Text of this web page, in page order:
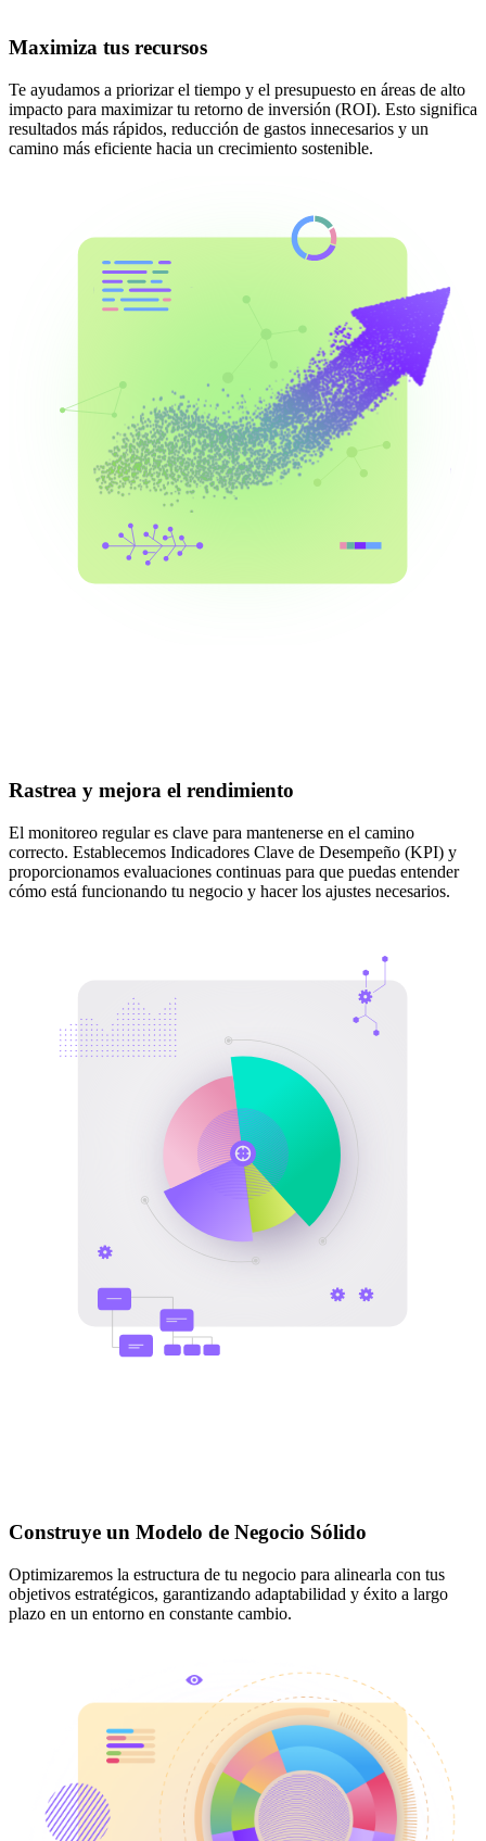
Maximiza tus recursos
Te ayudamos a priorizar el tiempo y el presupuesto en áreas de alto
impacto para maximizar tu retorno de inversión (ROI). Esto significa
resultados más rápidos, reducción de gastos innecesarios y un
camino más eficiente hacia un crecimiento sostenible.
Rastrea y mejora el rendimiento
El monitoreo regular es clave para mantenerse en el camino
correcto. Establecemos Indicadores Clave de Desempeño (KPI) y
proporcionamos evaluaciones continuas para que puedas entender
cómo está funcionando tu negocio y hacer los ajustes necesarios.
Construye un Modelo de Negocio Sólido
Optimizaremos la estructura de tu negocio para alinearla con tus
objetivos estratégicos, garantizando adaptabilidad y éxito a largo
plazo en un entorno en constante cambio.